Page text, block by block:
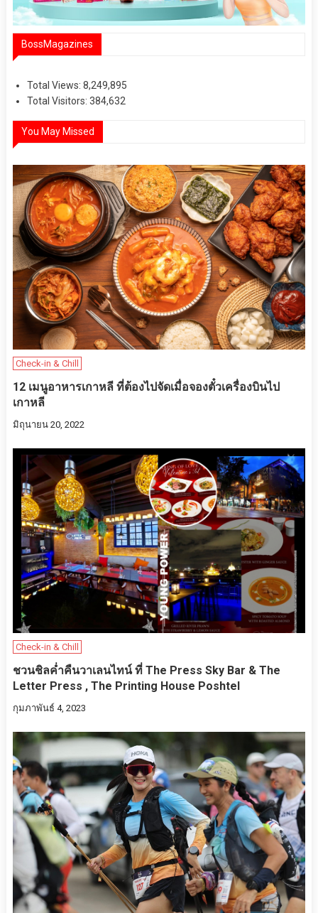
BossMagazines
Total Views: 8,249,895
Total Visitors: 384,632
You May Missed
Check-in & Chill
12 เมนูอาหารเกาหลี ที่ต้องไปจัดเมื่อจองตั๋วเครื่องบินไป
เกาหลี
มิถุนายน 20, 2022
Check-in & Chill
ชวนชิลค่ำคืนวาเลนไทน์​ ที่​ The Press Sky Bar & The
Letter Press , The Printing House Poshtel
กุมภาพันธ์ 4, 2023